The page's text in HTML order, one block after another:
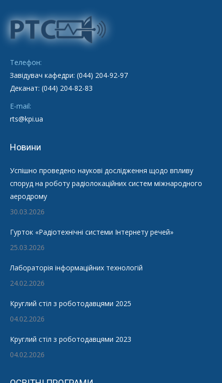
Телефон:
Завідувач кафедри: (044) 204-92-97
Деканат: (044) 204-82-83
E-mail:
rts@kpi.ua
Новини
Успішно проведено наукові дослідження щодо впливу
споруд на роботу радіолокаційних систем міжнародного
аеродрому
30.03.2026
Гурток «Радіотехнічні системи Інтернету речей»
25.03.2026
Лабораторія інформаційних технологій
24.02.2026
Круглий стіл з роботодавцями 2025
04.02.2026
Круглий стіл з роботодавцями 2023
04.02.2026